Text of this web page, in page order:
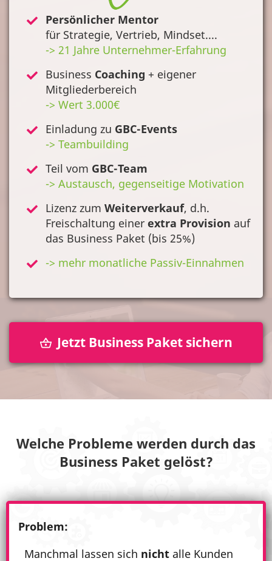
Persönlicher Mentor
für Strategie, Vertrieb, Mindset....
-> 21 Jahre Unternehmer-Erfahrung
Business Coaching + eigener
Mitgliederbereich
-> Wert 3.000€
Einladung zu GBC-Events
-> Teambuilding
Teil vom GBC-Team
-> Austausch, gegenseitige Motivation
Lizenz zum Weiterverkauf, d.h.
Freischaltung einer extra Provision auf
das Business Paket (bis 25%)
-> mehr monatliche Passiv-Einnahmen
Jetzt Business Paket sichern
Welche Probleme werden durch das
Business Paket gelöst?
Problem:
Manchmal lassen sich nicht alle Kunden